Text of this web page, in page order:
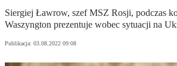
Siergiej Ławrow, szef MSZ Rosji, podczas
Waszyngton prezentuje wobec sytuacji na
Publikacja: 03.08.2022 09:08